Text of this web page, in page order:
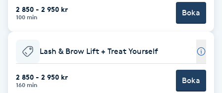
Extensions
Extensions borttagning
2 850 - 2 950 kr
100 min Boka
Lash & Brow Lift + Treat Yourself
2 850 - 2 950 kr
160 min Boka